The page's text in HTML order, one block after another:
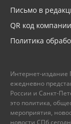
Письмо в
QR код компании
Политика
Интернет-издание
ежедневно
России и Санкт-
это политика,
мероприятия,
новости СПб